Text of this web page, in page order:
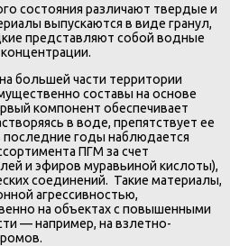
состояния различают твердые и
выпускаются в виде гранул,
представляют собой водные
большей части территории
составы на основе
компонент обеспечивает
в воде, препятствует ее
годы наблюдается
ПГМ за счет
и эфиров муравьиной кислоты),
соединений. Такие материалы,
агрессивностью,
на объектах с повышенными
— например, на взлетно-